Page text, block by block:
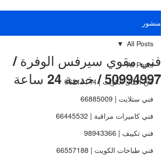
منشور
All Posts
فتح اقفال الكويت | 66214144
فني ستلايت | 66885009
فني كاميرات مراقبة | 66445532
فني تكييف | 98943366
فني طباخات الكويت | 66557188
All Posts
فني مقوي سيرفس الوفرة /
50994997 / خدمة 24 ساعة